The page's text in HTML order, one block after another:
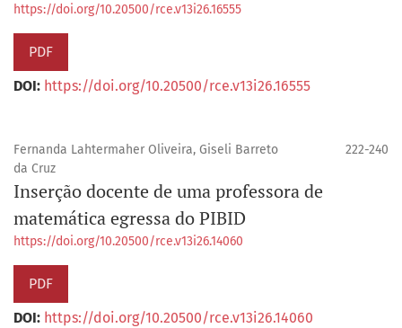
https://doi.org/10.20500/rce.v13i26.16555
PDF
DOI: https://doi.org/10.20500/rce.v13i26.16555
Fernanda Lahtermaher Oliveira, Giseli Barreto
da Cruz
222-240
Inserção docente de uma professora de
matemática egressa do PIBID
https://doi.org/10.20500/rce.v13i26.14060
PDF
DOI: https://doi.org/10.20500/rce.v13i26.14060